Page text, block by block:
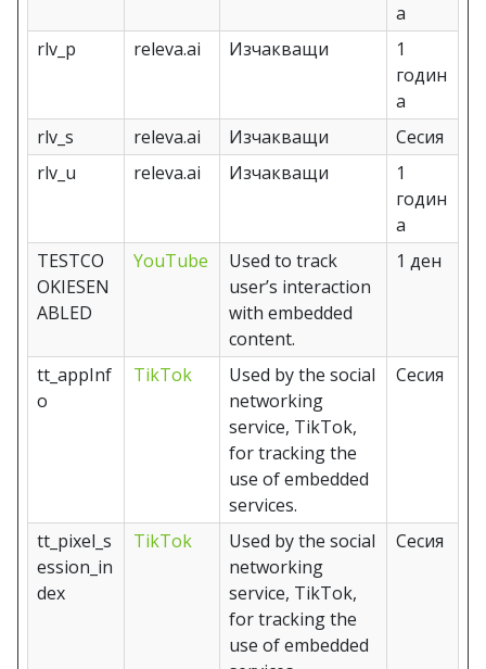
а
rlv_p
releva.ai Изчакващи
1
годин
а
rlv_s
releva.ai Изчакващи
Сесия
rlv_u
releva.ai Изчакващи
1
годин
а
TESTCO
OKIESEN
ABLED
YouTube
Used to track
user’s interaction
with embedded
content.
1 ден
tt_appInf
o
TikTok
Used by the social
networking
service, TikTok,
for tracking the
use of embedded
services.
Сесия
tt_pixel_s
ession_in
dex
TikTok
Used by the social
networking
service, TikTok,
for tracking the
use of embedded
Сесия